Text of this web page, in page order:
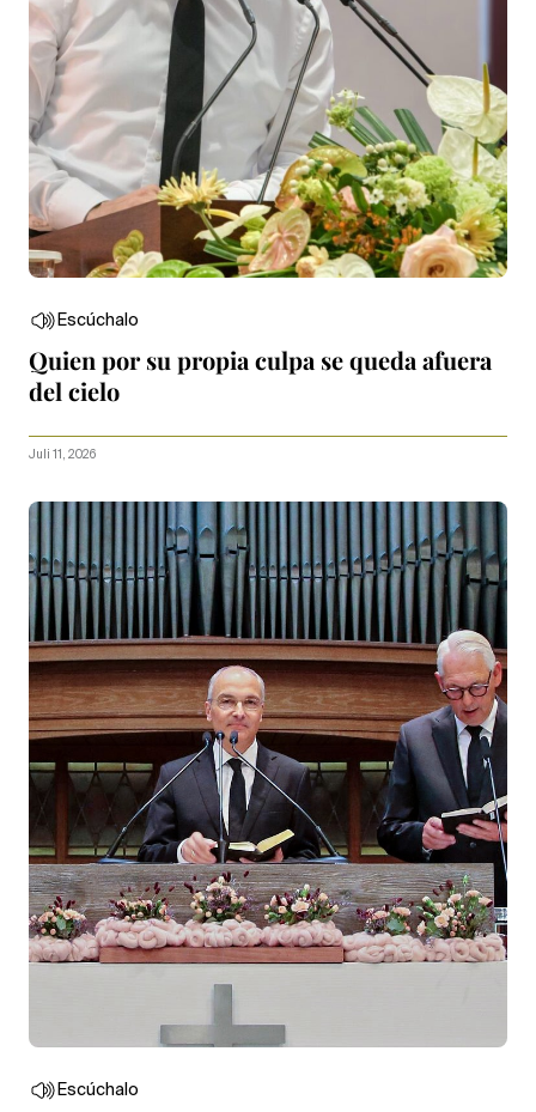
Escúchalo
Quien por su propia culpa se queda afuera
del cielo
Juli 11, 2026
Escúchalo